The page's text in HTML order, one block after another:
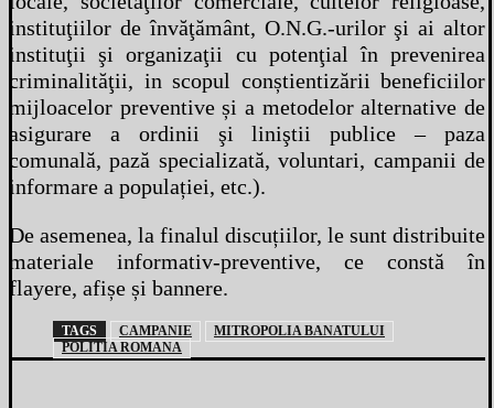
instituţiilor de învăţământ, O.N.G.-urilor şi ai altor
instituţii şi organizaţii cu potenţial în prevenirea
criminalităţii, in scopul conștientizării beneficiilor
mijloacelor preventive și a metodelor alternative de
asigurare a ordinii şi liniştii publice – paza
comunală, pază specializată, voluntari, campanii de
informare a populației, etc.).
De asemenea, la finalul discuțiilor, le sunt distribuite
materiale informativ-preventive, ce constă în
flayere, afișe și bannere.
TAGS CAMPANIE
MITROPOLIA BANATULUI
POLITIA ROMANA